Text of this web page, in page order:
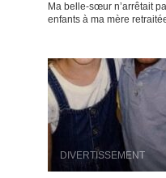
Ma belle-sœur n’arrêtait
enfants à ma mère
DIVERTISSEMENT